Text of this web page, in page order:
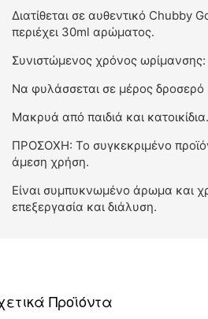
Διατίθεται σε αυθεντικό Chubby
περιέχει 30ml αρώματος.
Συνιστώμενος χρόνος
Να φυλάσσεται σε μέρος δροσερό
Μακρυά από παιδιά και κατοικίδια.
ΠΡΟΣΟΧΗ: Το συγκεκριμένο
άμεση χρήση.
Είναι συμπυκνωμένο άρωμα και
επεξεργασία και διάλυση.
Προϊόντα